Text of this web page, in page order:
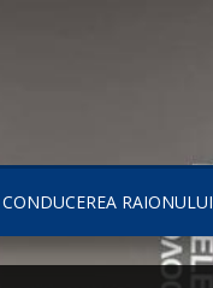
CONDUCEREA RAIONULUI